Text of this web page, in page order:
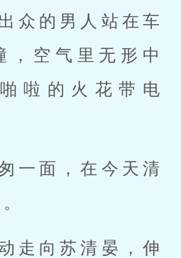
众的男人站在车
，空气里无形中
啦的火花带电
一面，在今天清
走向苏清晏，伸